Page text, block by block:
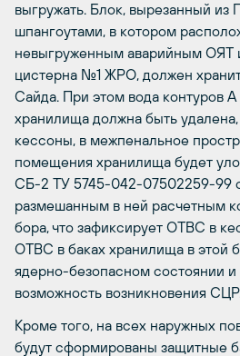
выгружать. Блок, вырезанный из
шпангоутами, в котором
невыгруженным аварийным ОЯТ
цистерна №1 ЖРО, должен
Сайда. При этом вода контуров А
хранилища должна быть
кессоны, в межпенальное
помещения хранилища будет
СБ-2 ТУ 5745-042-07502259-99
размешанным в ней расчетным
бора, что зафиксирует ОТВС в
ОТВС в баках хранилища в этой
ядерно-безопасном состоянии и
возможность возникновения
Кроме того, на всех наружных
будут сформированы защитные